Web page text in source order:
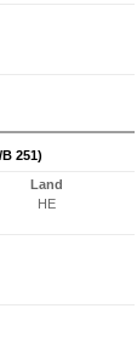
251)
Land
HE